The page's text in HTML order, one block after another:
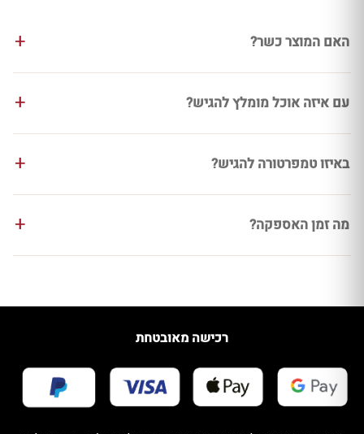
האם המוצר כשר?
עם איזה אוכל מומלץ להגיש?
באיזו טמפרטורה להגיש?
מה זמן האספקה?
רכישה מאובטחת